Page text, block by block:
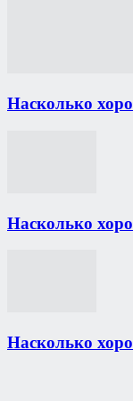
Насколько
Насколько
Насколько